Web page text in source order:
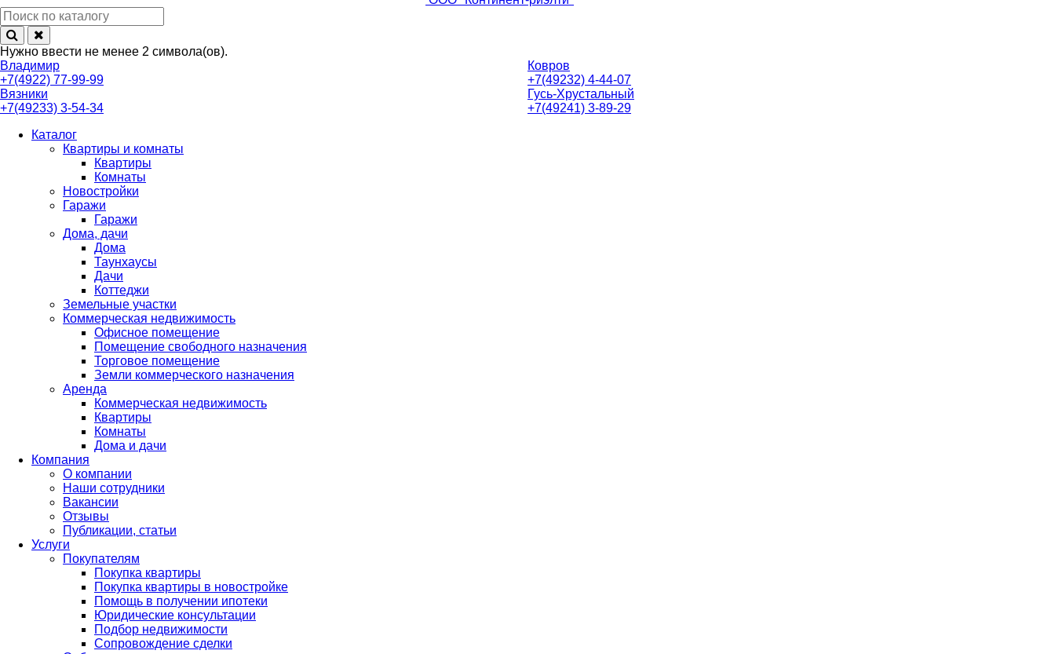
Нужно ввести не менее 2 символа(ов).
Владимир
+7(4922) 77-99-99
Ковров
+7(49232) 4-44-07
Вязники
+7(49233) 3-54-34
Гусь-Хрустальный
+7(49241) 3-89-29
Каталог
Квартиры и комнаты
Квартиры
Комнаты
Новостройки
Гаражи
Гаражи
Дома, дачи
Дома
Таунхаусы
Дачи
Коттеджи
Земельные участки
Коммерческая недвижимость
Офисное помещение
Помещение свободного назначения
Торговое помещение
Земли коммерческого назначения
Аренда
Коммерческая недвижимость
Квартиры
Комнаты
Дома и дачи
Компания
О компании
Наши сотрудники
Вакансии
Отзывы
Публикации, статьи
Услуги
Покупателям
Покупка квартиры
Покупка квартиры в новостройке
Помощь в получении ипотеки
Юридические консультации
Подбор недвижимости
Сопровождение сделки